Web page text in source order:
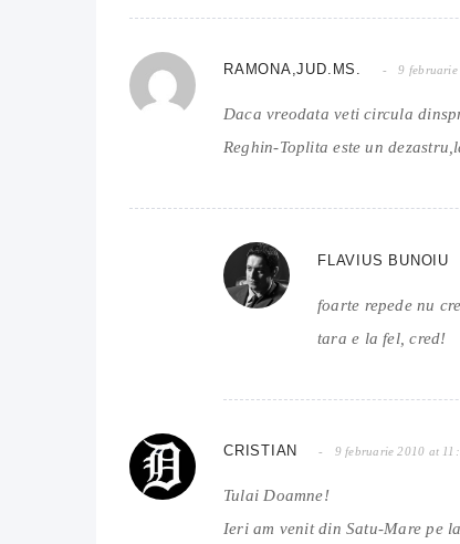
RAMONA,JUD.MS. 9
Daca vreodata veti circula
Reghin-Toplita este un
FLAVIUS BUNOIU
foarte repede nu
tara e la fel, cred!
CRISTIAN 9 februarie 2010 at
Tulai Doamne!
Ieri am venit din Satu-Mare pe